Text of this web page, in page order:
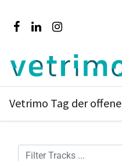
Vetrimo Tag der